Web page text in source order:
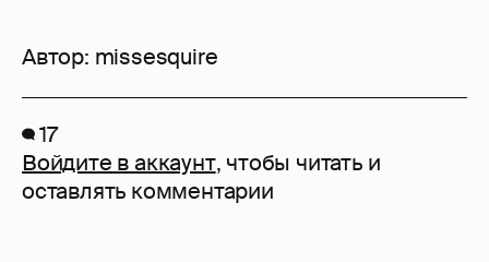
Автор: missesquire
17
Войдите в аккаунт, чтобы читать и
оставлять комментарии